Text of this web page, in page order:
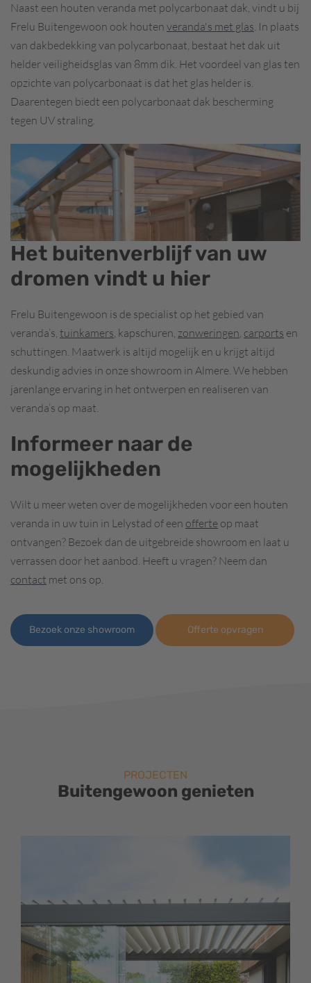
Naast een houten veranda met polycarbonaat dak, vindt u bij
Frelu Buitengewoon ook houten veranda's met glas. In plaats
van dakbedekking van polycarbonaat, bestaat het dak uit
helder veiligheidsglas van 8mm dik. Het voordeel van glas ten
opzichte van polycarbonaat is dat het glas helder is.
Daarentegen biedt een polycarbonaat dak bescherming
tegen UV straling.
Het buitenverblijf van uw
dromen vindt u hier
Frelu Buitengewoon is de specialist op het gebied van
veranda’s, tuinkamers , kapschuren, zonweringen carports en
schuttingen. Maatwerk is altijd mogelijk en u krijgt altijd
deskundig advies in onze showroom in Almere. We hebben
jarenlange ervaring in het ontwerpen en realiseren van
veranda’s op maat.
Informeer naar de
mogelijkheden
Wilt u meer weten over de mogelijkheden voor een houten
veranda in uw tuin in Lelystad of een offerte op maat
ontvangen? Bezoek dan de uitgebreide showroom en laat u
verrassen door het aanbod. Heeft u vragen? Neem dan
contact met ons op.
Bezoek onze showroom Offerte opvragen
PROJECTEN
Buitengewoon genieten